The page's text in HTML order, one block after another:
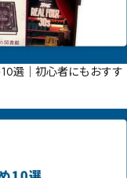
選｜初心者にもおすす